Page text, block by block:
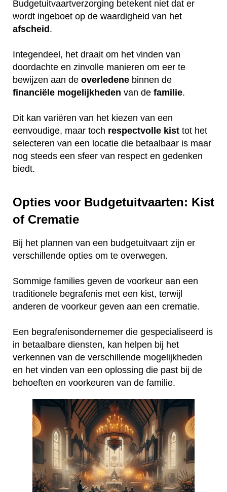
Budgetuitvaartverzorging betekent niet dat er
wordt ingeboet op de waardigheid van het
afscheid .
Integendeel, het draait om het vinden van
doordachte en zinvolle manieren om eer te
bewijzen aan de overledene binnen de
financiële mogelijkheden van de familie.
Dit kan variëren van het kiezen van een
eenvoudige, maar toch respectvolle kist tot het
selecteren van een locatie die betaalbaar is maar
nog steeds een sfeer van respect en gedenken
biedt.
Opties voor Budgetuitvaarten: Kist
of Crematie
Bij het plannen van een budgetuitvaart zijn er
verschillende opties om te overwegen.
Sommige families geven de voorkeur aan een
traditionele begrafenis met een kist, terwijl
anderen de voorkeur geven aan een crematie.
Een begrafenisondernemer die gespecialiseerd is
in betaalbare diensten, kan helpen bij het
verkennen van de verschillende mogelijkheden
en het vinden van een oplossing die past bij de
behoeften en voorkeuren van de familie.